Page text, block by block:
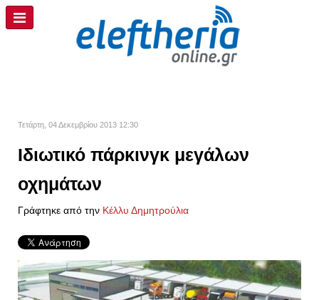
Τετάρτη, 04 Δεκεμβρίου 2013 12:30
Ιδιωτικό πάρκινγκ μεγάλων
οχημάτων
Γράφτηκε από την Κέλλυ Δημητρούλια